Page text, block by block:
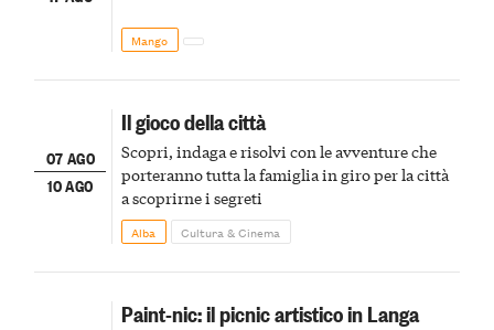
Mango
07 AGO
10 AGO
Il gioco della città
Scopri, indaga e risolvi con le avventure che
porteranno tutta la famiglia in giro per la città
a scoprirne i segreti
Alba Cultura & Cinema
Paint-nic: il picnic artistico in Langa